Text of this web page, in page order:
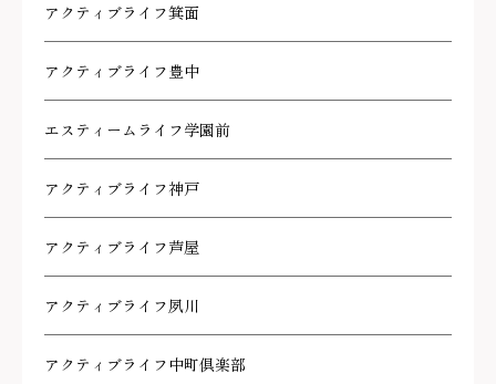
アクティブライフ箕面
アクティブライフ豊中
エスティームライフ学園前
アクティブライフ神戸
アクティブライフ芦屋
アクティブライフ夙川
アクティブライフ中町倶楽部